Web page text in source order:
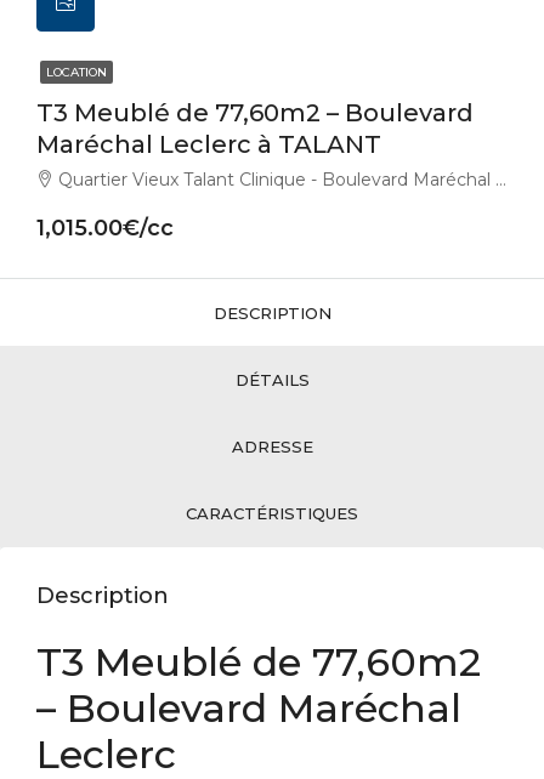
LOCATION
T3 Meublé de 77,60m2 – Boulevard
Maréchal Leclerc à TALANT
Quartier Vieux Talant Clinique - Boulevard Maréchal Leclerc , 21242 Talant
1,015.00€/cc
DESCRIPTION
DÉTAILS
ADRESSE
CARACTÉRISTIQUES
Description
T3 Meublé de 77,60m2
– Boulevard Maréchal
Leclerc